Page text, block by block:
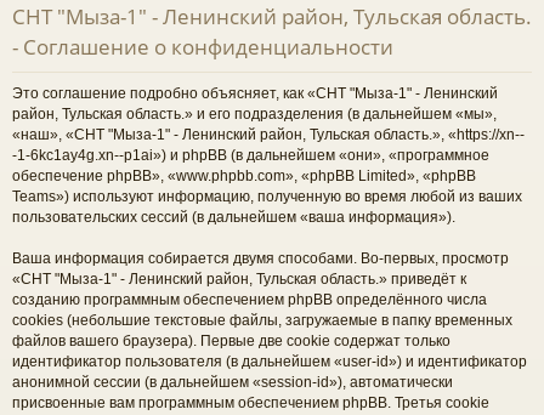
и ат
ел
и
ац
СНТ "Мыза-1" - Ленинский район, Тульская область.
- Соглашение о конфиденциальности
Это соглашение подробно объясняет, как «СНТ "Мыза-1" - Ленинский
район, Тульская область.» и его подразделения (в дальнейшем «мы»,
«наш», «СНТ "Мыза-1" - Ленинский район, Тульская область.», «https://xn--
-1-6kc1ay4g.xn--p1ai») и phpBB (в дальнейшем «они», «программное
обеспечение phpBB», «www.phpbb.com», «phpBB Limited», «phpBB
Teams») используют информацию, полученную во время любой из ваших
пользовательских сессий (в дальнейшем «ваша информация»).
Ваша информация собирается двумя способами. Во-первых, просмотр
«СНТ "Мыза-1" - Ленинский район, Тульская область.» приведёт к
созданию программным обеспечением phpBB определённого числа
cookies (небольшие текстовые файлы, загружаемые в папку временных
файлов вашего браузера). Первые две cookie содержат только
идентификатор пользователя (в дальнейшем «user-id») и идентификатор
анонимной сессии (в дальнейшем «session-id»), автоматически
присвоенные вам программным обеспечением phpBB. Третья cookie